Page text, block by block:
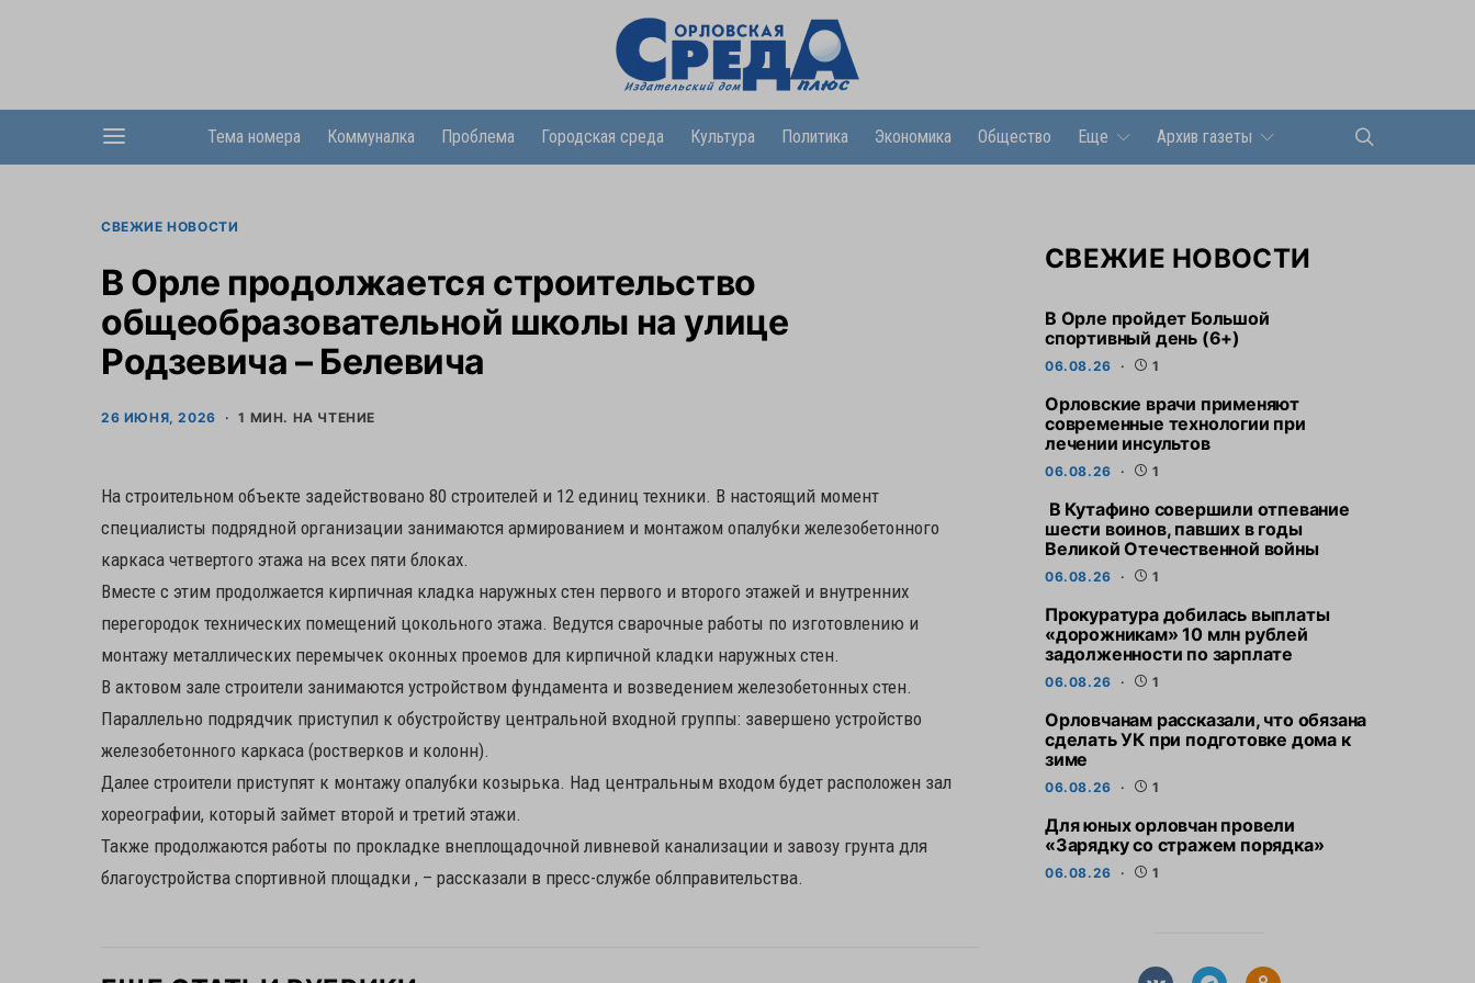
Тема номера Коммуналка Проблема Городская среда Культура Политика Экономика Общество Еще Архив газеты
СВЕЖИЕ НОВОСТИ
В Орле продолжается строительство
общеобразовательной школы на улице
Родзевича – Белевича
26 ИЮНЯ, 2026 1 МИН. НА ЧТЕНИЕ
На строительном объекте задействовано 80 строителей и 12 единиц техники. В настоящий момент
специалисты подрядной организации занимаются армированием и монтажом опалубки железобетонного
каркаса четвертого этажа на всех пяти блоках.
Вместе с этим продолжается кирпичная кладка наружных стен первого и второго этажей и внутренних
перегородок технических помещений цокольного этажа. Ведутся сварочные работы по изготовлению и
монтажу металлических перемычек оконных проемов для кирпичной кладки наружных стен.
В актовом зале строители занимаются устройством фундамента и возведением железобетонных стен.
Параллельно подрядчик приступил к обустройству центральной входной группы: завершено устройство
железобетонного каркаса (ростверков и колонн).
Далее строители приступят к монтажу опалубки козырька. Над центральным входом будет расположен зал
хореографии, который займет второй и третий этажи.
Также продолжаются работы по прокладке внеплощадочной ливневой канализации и завозу грунта для
благоустройства спортивной площадки , – рассказали в пресс-службе облправительства.
СВЕЖИЕ НОВОСТИ
В Орле пройдет Большой
спортивный день (6+)
06.08.26 1
Орловские врачи применяют
современные технологии при
лечении инсультов
06.08.26 1
В Кутафино совершили отпевание
шести воинов, павших в годы
Великой Отечественной войны
06.08.26 1
Прокуратура добилась выплаты
«дорожникам» 10 млн рублей
задолженности по зарплате
06.08.26 1
Орловчанам рассказали, что обязана
сделать УК при подготовке дома к
зиме
06.08.26 1
Для юных орловчан провели
«Зарядку со стражем порядка»
06.08.26 1